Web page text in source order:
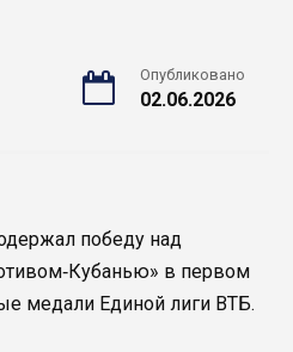
Опубликовано
02.06.2026
победу над
в первом
медали Единой лиги ВТБ.